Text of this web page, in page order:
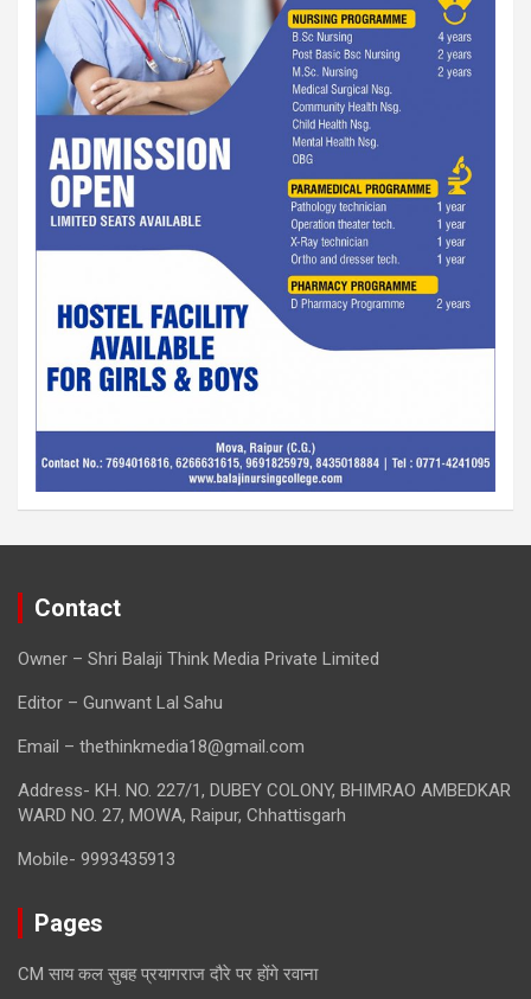
Contact
Owner – Shri Balaji Think Media Private Limited
Editor – Gunwant Lal Sahu
Email – thethinkmedia18@gmail.com
Address- KH. NO. 227/1, DUBEY COLONY, BHIMRAO AMBEDKAR
WARD NO. 27, MOWA, Raipur, Chhattisgarh
Mobile- 9993435913
Pages
CM साय कल सुबह प्रयागराज दौरे पर होंगे रवाना